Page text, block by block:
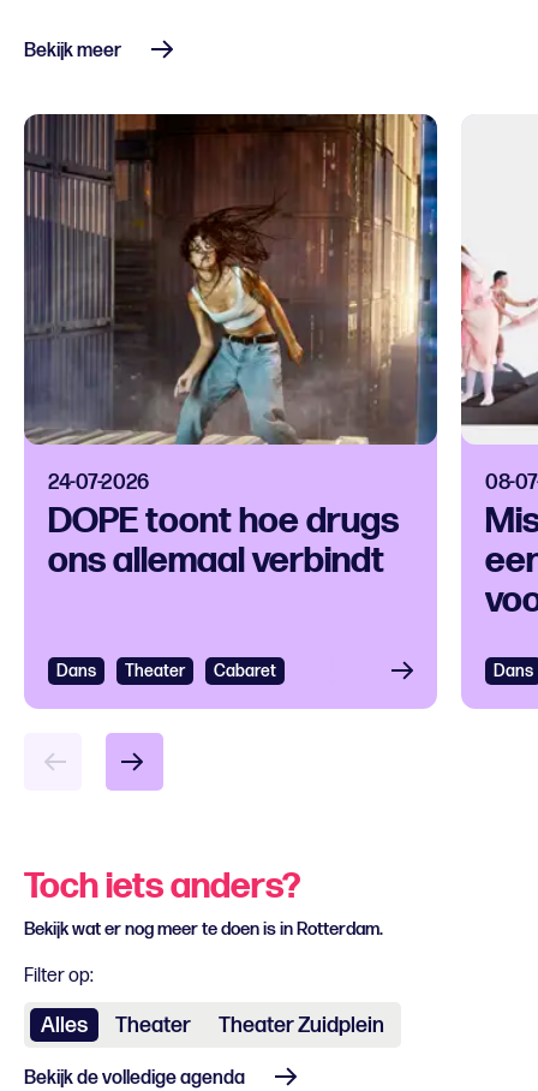
Bekijk meer
24-07-2026
DOPE toont hoe drugs
ons allemaal verbindt
Dans Theater Cabaret
08-
Dans
Bekijken
Toch iets anders?
Bekijk wat er nog meer te doen is in Rotterdam.
Filter op:
Alles Theater Theater Zuidplein
Bekijk de volledige agenda